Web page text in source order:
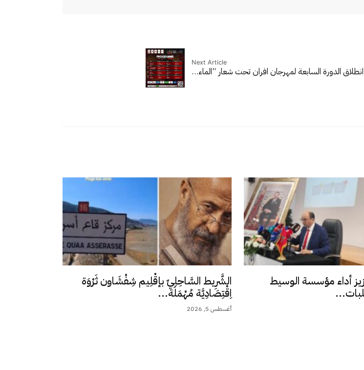
Next Article
انطلاق الدورة السابعة لمهرجان افران تحت شعار “الماء…
أداء مؤسسة الوسيط الشَّرِيط السَّاحِلِيّ بإقْلِيم شِفْشَاون ثَرْوَة
اِقْتِصَادِيَّة مُهْمَلَة...
أغسطس 5, 2026